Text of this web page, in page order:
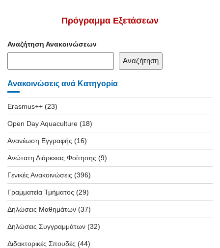
Πρόγραμμα Εξετάσεων
Αναζήτηση Ανακοινώσεων
Αναζήτηση
Ανακοινώσεις ανά Κατηγορία
Erasmus++ (23)
Open Day Aquaculture (18)
Ανανέωση Εγγραφής (16)
Ανώτατη Διάρκειας Φοίτησης (9)
Γενικές Ανακοινώσεις (396)
Γραμματεία Τμήματος (29)
Δηλώσεις Μαθημάτων (37)
Δηλώσεις Συγγραμμάτων (32)
Διδακτορικές Σπουδές (44)